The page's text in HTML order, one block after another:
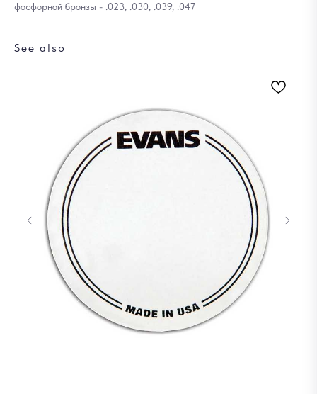
фосфорной бронзы - .023, .030, .039, .047
See also